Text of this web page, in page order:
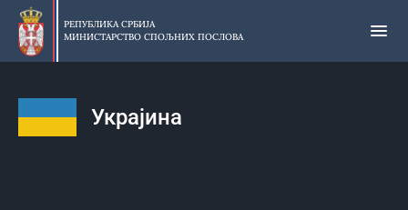
Прескочи
главни
део
РЕПУБЛИКА СРБИЈА
МИНИСТАРСТВО СПОЉНИХ ПОСЛОВА
Украјина